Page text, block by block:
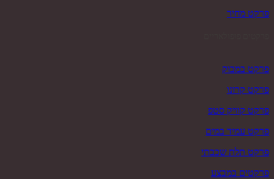
פרקט מחיר
פרקט במבוק
פרקט קרונו
פרקט קוויק סטפ
פרקט עמיד במים
פרקט תלת שכבתי
פרקטים במבצע